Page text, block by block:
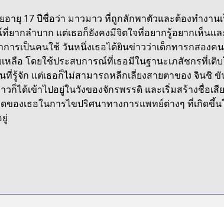
ายุ 17 ปีชื่อว่า มาวมาว ที่ถูกลักพาตัวและต้องทำงาน
ากลำบาก แต่เธอก็ยังคงมีจิตใจที่อยากรู้อยากเห็นแ
การเป็นคนใช้ วันหนึ่งเธอได้ยินข่าวว่าเด็กทารกสอง
หลือ โดยใช้ประสบการณ์ที่เธอมีในฐานะเภสัชกรที่เติ
ที่รู้จัก แต่เธอก็ไม่สามารถหลีกเลี่ยงสายตาของ จินชิ
ก็ได้เข้าไปอยู่ในวังของจักรพรรดิ และเริ่มสร้างชื่อเสี
องเธอในการไขปริศนาทางการแพทย์ต่างๆ ที่เกิดขึ้น